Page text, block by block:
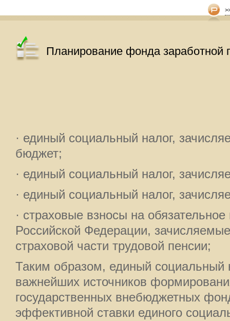
Планирование фонда заработной
· единый социальный налог,
бюджет;
· единый социальный налог,
· единый социальный налог,
· страховые взносы на
Российской Федерации,
страховой части трудовой пенсии;
Таким образом, единый социальный
важнейших источников
государственных внебюджетных
эффективной ставки единого